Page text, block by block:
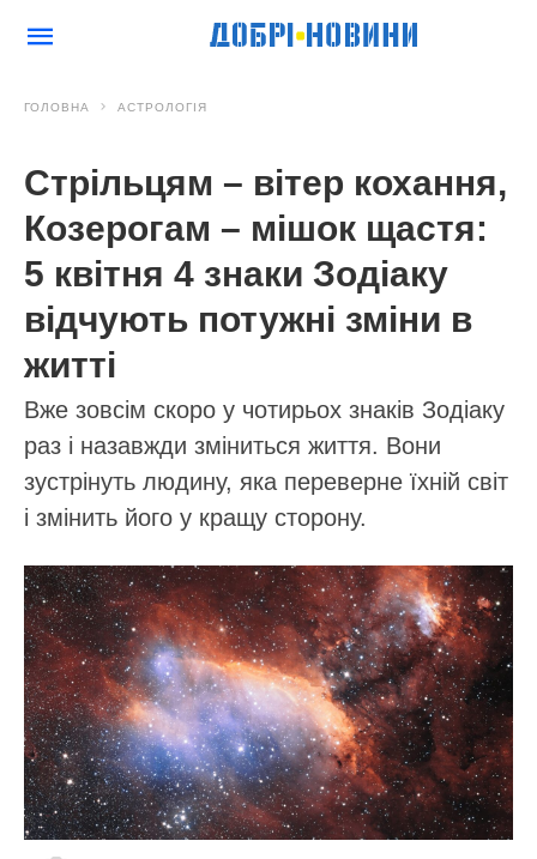
ГОЛОВНА АСТРОЛОГІЯ
Стрільцям – вітер кохання,
Козерогам – мішок щастя:
5 квітня 4 знаки Зодіаку
відчують потужні зміни в
житті
Вже зовсім скоро у чотирьох знаків Зодіаку
раз і назавжди зміниться життя. Вони
зустрінуть людину, яка переверне їхній світ
і змінить його у кращу сторону.